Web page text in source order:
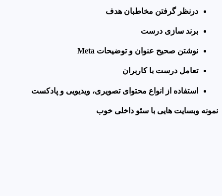
درنظر گرفتن مخاطبان هدف
برند سازی درست
نوشتن صحیح عنوان و توضیحات Meta
تعامل درست با کاربران
استفاده از انواع محتوای تصویری، ویدیویی و پادکست
نمونه وبسایت هایی با سئو داخلی خوب